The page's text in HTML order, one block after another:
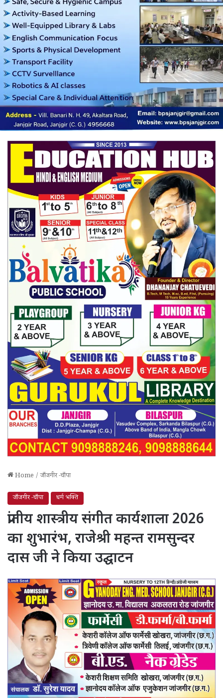
Home / जाँजगीर -चाँपा
जाँजगीर -चाँपा धर्म भक्ति
प्रांतीय शास्त्रीय संगीत कार्यशाला 2026
का शुभारंभ, राजेश्री महन्त रामसुन्दर
दास जी ने किया उद्घाटन